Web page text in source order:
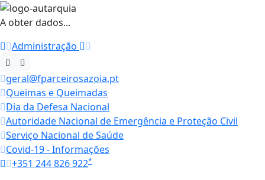
A obter dados...
Administração
geral@fparceirosazoia.pt
Queimas e Queimadas
Dia da Defesa Nacional
Autoridade Nacional de Emergência e Proteção Civil
Serviço Nacional de Saúde
Covid-19 - Informações
+351 244 826 922*